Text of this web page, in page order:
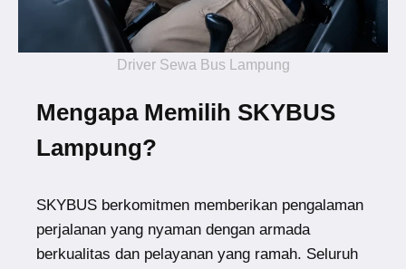
Driver Sewa Bus Lampung
Mengapa Memilih SKYBUS
Lampung?
SKYBUS berkomitmen memberikan pengalaman
perjalanan yang nyaman dengan armada
berkualitas dan pelayanan yang ramah. Seluruh